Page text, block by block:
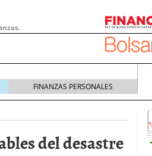
FINANZAS PERSONALES
del desastre